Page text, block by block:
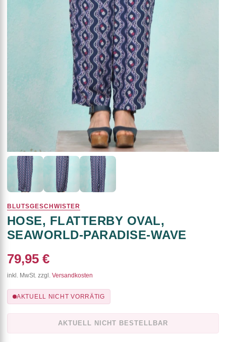
BLUTSGESCHWISTER
HOSE, FLATTERBY OVAL,
SEAWORLD-PARADISE-WAVE
79,95 €
inkl. MwSt. zzgl. Versandkosten
AKTUELL NICHT VORRÄTIG
AKTUELL NICHT BESTELLBAR